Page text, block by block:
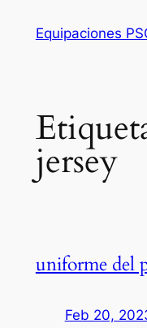
Equipaciones
jersey
uniforme del
Feb 20,